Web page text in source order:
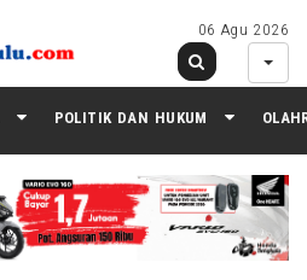
06 Agu 2026
POLITIK DAN HUKUM